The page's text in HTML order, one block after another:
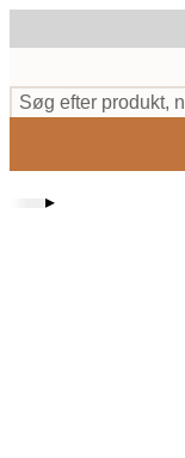
to
content.
Søg efter produkt,
▸